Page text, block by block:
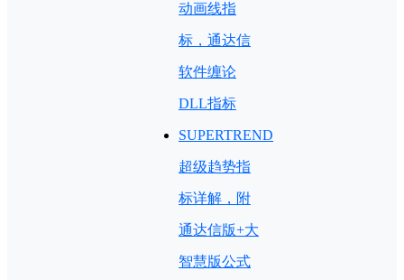
动画线指
标，通达信
软件缠论
DLL指标
SUPERTREND
超级趋势指
标详解，附
通达信版+大
智慧版公式